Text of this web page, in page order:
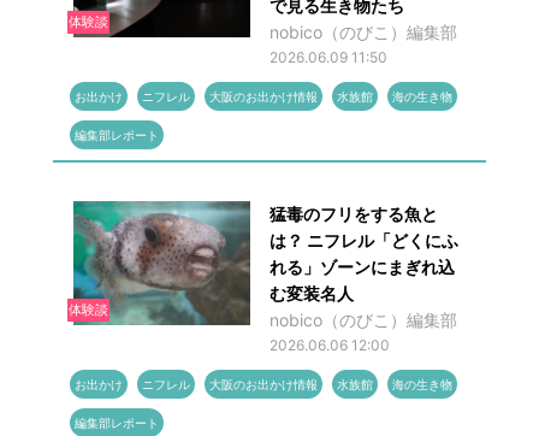
体験談
で見る生き物たち
nobico（のびこ）編集部
2026.06.09 11:50
お出かけ ニフレル 大阪のお出かけ情報 水族館 海の生き物
編集部レポート
体験談
猛毒のフリをする魚と
は？ ニフレル「どくにふ
れる」ゾーンにまぎれ込
む変装名人
nobico（のびこ）編集部
2026.06.06 12:00
お出かけ ニフレル 大阪のお出かけ情報 水族館 海の生き物
編集部レポート